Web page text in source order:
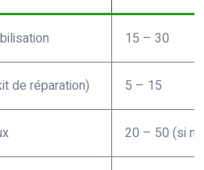
15 – 30
de réparation) 5 – 15
20 – 50 (si